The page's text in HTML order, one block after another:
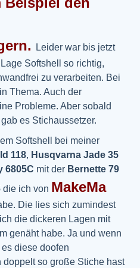
Leider war bis jetzt
Softshell so richtig,
zu verarbeiten. Bei
Thema. Auch der
Probleme. Aber sobald
es Stichaussetzer.
Softshell bei meiner
118, Husqvarna Jade 35
6805C mit der Bernette 79
die ich von MakeMa
Die lies sich zumindest
die dickeren Lagen mit
genäht habe. Ja und wenn
diese doofen
so große Stiche hast